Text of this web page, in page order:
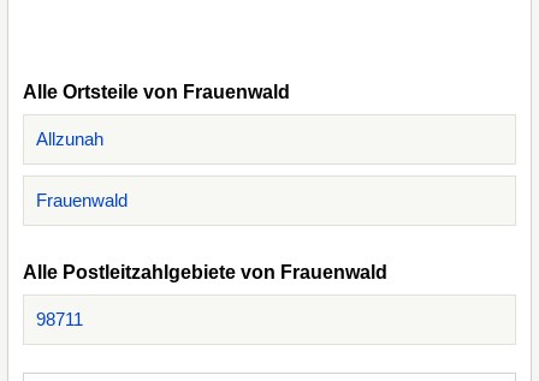
Alle Ortsteile von Frauenwald
Allzunah
Frauenwald
Alle Postleitzahlgebiete von Frauenwald
98711